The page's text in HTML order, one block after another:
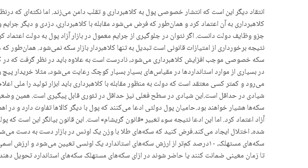
انتقاد دیگر این است که انتشار خصوصی پول به کلاهبرداری و تقلب دامن می‌زند. اما نکته‌ای که
کلاهبرداری به آن اعتماد کرد و همان‌طور که فرض می‌شود مقابله با کلاهبرداری، دزدی و دیگر
جزو وظایف دولت دانست. اگر نتوان در جلوگیری از جرایم معمول در بازار آزاد پول به دولت
نتیجه برخورداری از امتیازات قانونی است تبدیل به تنها کلاهبردار بازار سکه نمی‌شود.
سکه خصوصی موجب افزایش کلاهبرداری می‌شود، نادرست است به علاوه باید در نظر گرفت که
در بسیاری از موارد استانداردها در مقیاس‌های بسیار بسیار کوچک رعایت می‌شود، مثلا
می‌رود و کمتر کسی معتقد است که دولت به منظور مقابله با کلاهبرداری باید ابزار تولید را ملی
شیادی در حداقل است.این شیادی در سطح فعلی نیز حداقل در تئوری قابل پیگیری است. همین
سکه‌ها هشیار خواهند بود.حامیان پول دولتی ادعا می‌کنند که پول با دیگر کالاها تفاوت دارد و
آزاد اعتماد کرد. اما این ادعا نتیجه سوء تعبیر «قانون گریشام» است. این قانون بیانگر این
سکه‌های مستهلک، ۱۰درصد کم‌تر از ارزش سکه‌های استاندارد یک اونسی تعیین می‌شود
تا زمان معینی ضمانت کنند یا حاضر شوند در ازای سکه‌های مستهلک سکه‌های استاندارد تحویل